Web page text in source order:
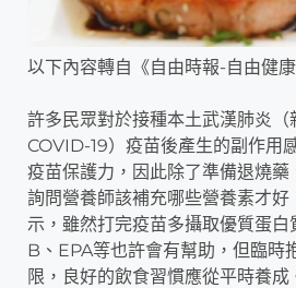
以下內容轉自《自由時報-自由健康
許多民眾對於接種本土武漢肺炎（
COVID-19）疫苗後產生的副作用
疫苗保護力，因此除了準備退燒
詢問營養師該補充哪些營養素才好
示，雖然打完疫苗多攝取優質蛋白
B、EPA等也許會有幫助，但臨時
限，良好的飲食習慣應從平時養成